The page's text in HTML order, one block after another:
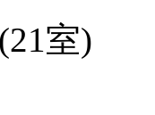
室)